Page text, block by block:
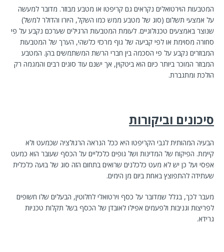
המטבעות הוירטואלים נקראים גם קריפטו או מטבע מבוזר. מדובר למעשה
על אמצעי תשלום (סוג של מטבע ממש כמו השקל, היורו והדולר למשל)
שנוצר באמצעים טכנולוגיים. לעומת המטבעות הרגילים שערכם נקבע על פי
סחורה מסוימת או לפי קביעה של גוף מרכזי כלשהי, הערך של המטבעות
המבוזרים נקבע על פי הסכמה בין חברי הרשת המשתמשים בהן. המטבע
המבוזר המוכר ביותר כיום הוא ביטקוין, אך ישנם עוד סוגים רבים והמגמה רק
הולכת ומתגברת.
סיכונים וביקורות
הבעיה המהותית לגבי הקריפטו היא ככל הנראה הרגולציה שכמעט ולא
קיימת. הפיקוח של המדינות ושל גופים כלכליים על הכסף שעובר הוא כמעט
אפסי ועל כן יש לא מעט כלכלנים שרואים בתחום הזה סוג של בועה כלכלית
שעתידה להתפוצץ באחת ביום מן הימים.
מעבר לכך, בגלל שמדובר על כסף וירטואלי לחלוטין, הבעלים שלו חשופים
לפריצות וגניבות ולפעמים אפילו לאובדן של הכסף בשל תקלות טכניות
גרידא.